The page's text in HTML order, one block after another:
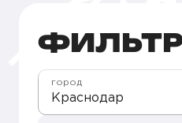
Краснодар
город